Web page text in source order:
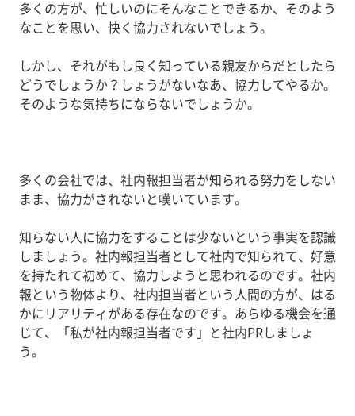
多くの方が、忙しいのにそんなことできるか、そのよう
なことを思い、快く協力されないでしょう。
しかし、それがもし良く知っている親友からだとしたら
どうでしょうか？しょうがないなあ、協力してやるか。
そのような気持ちにならないでしょうか。
多くの会社では、社内報担当者が知られる努力をしない
まま、協力がされないと嘆いています。
知らない人に協力をすることは少ないという事実を認識
しましょう。社内報担当者として社内で知られて、好意
を持たれて初めて、協力しようと思われるのです。社内
報という物体より、社内担当者という人間の方が、はる
かにリアリティがある存在なのです。あらゆる機会を通
じて、「私が社内報担当者です」と社内PRしましょ
う。